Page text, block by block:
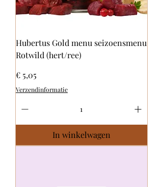
Hubertus Gold menu seizoensmenu
Rotwild (hert/ree)
Prijs
€ 5,05
Verzendinformatie
In winkelwagen